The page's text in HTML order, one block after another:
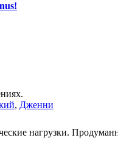
, Дженни
нагрузки.